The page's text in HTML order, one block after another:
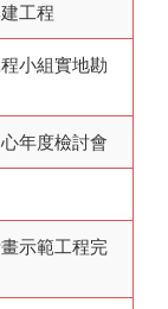
工程
小組實地勘
年度檢討會
示範工程完